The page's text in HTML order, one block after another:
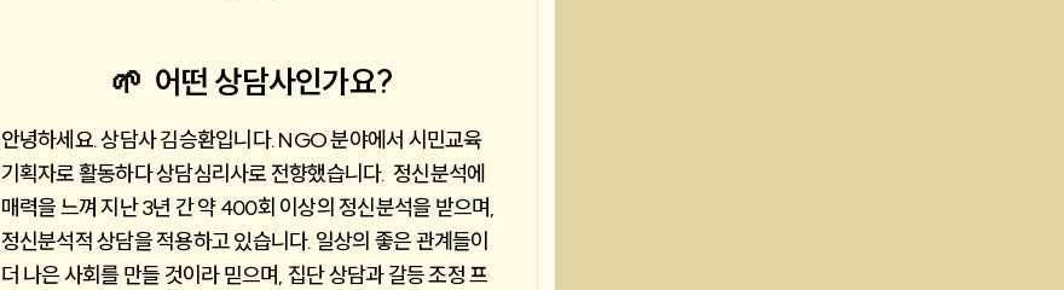
🌱  어떤 상담사인가요?
안녕하세요. 상담사 김승환입니다. NGO 분야에서 시민교육
기획자로 활동하다 상담심리사로 전향했습니다.  정신분석에
매력을 느껴 지난 3년 간 약 400회 이상의 정신분석을 받으며,
정신분석적 상담을 적용하고 있습니다. 일상의 좋은 관계들이
더 나은 사회를 만들 것이라 믿으며, 집단 상담과 갈등 조정 프